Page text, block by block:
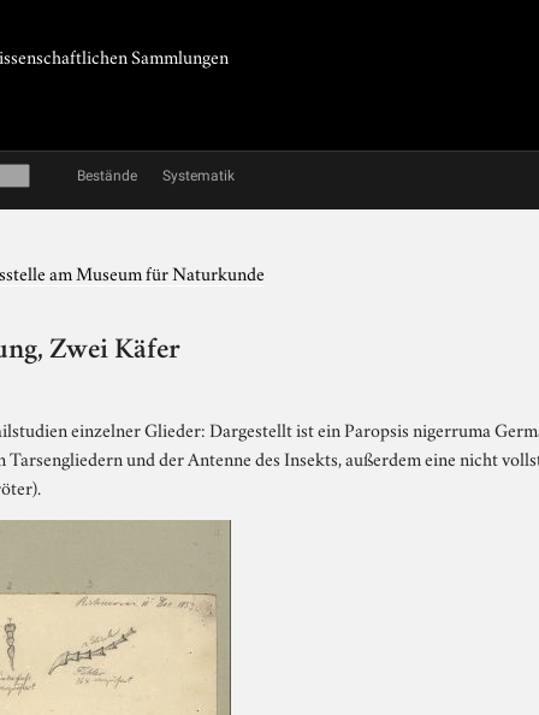
Sammlungen
Bestände Systematik
am Museum für Naturkunde
Zwei Käfer
einzelner Glieder: Dargestellt ist ein Paropsis nigerruma
Tarsengliedern und der Antenne des Insekts, außerdem eine nicht